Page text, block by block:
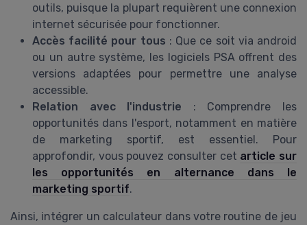
outils, puisque la plupart requièrent une connexion
internet sécurisée pour fonctionner.
Accès facilité pour tous : Que ce soit via android
ou un autre système, les logiciels PSA offrent des
versions adaptées pour permettre une analyse
accessible.
Relation avec l'industrie : Comprendre les
opportunités dans l'esport, notamment en matière
de marketing sportif, est essentiel. Pour
approfondir, vous pouvez consulter cet article sur
les opportunités en alternance dans le
marketing sportif.
Ainsi, intégrer un calculateur dans votre routine de jeu